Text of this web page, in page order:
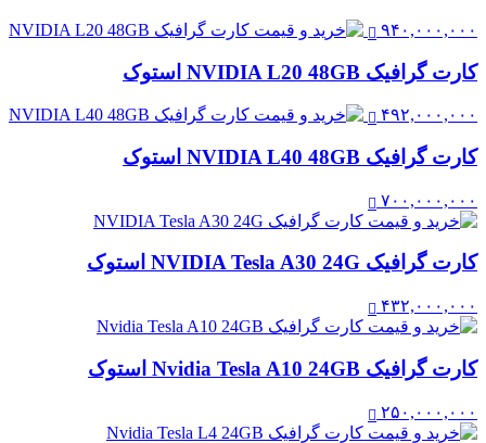
۹۴۰,۰۰۰,۰۰۰
کارت گرافیک NVIDIA L20 48GB استوک
۴۹۲,۰۰۰,۰۰۰
کارت گرافیک NVIDIA L40 48GB استوک
۷۰۰,۰۰۰,۰۰۰
کارت گرافیک NVIDIA Tesla A30 24G استوک
۴۳۲,۰۰۰,۰۰۰
کارت گرافیک Nvidia Tesla A10 24GB استوک
۲۵۰,۰۰۰,۰۰۰